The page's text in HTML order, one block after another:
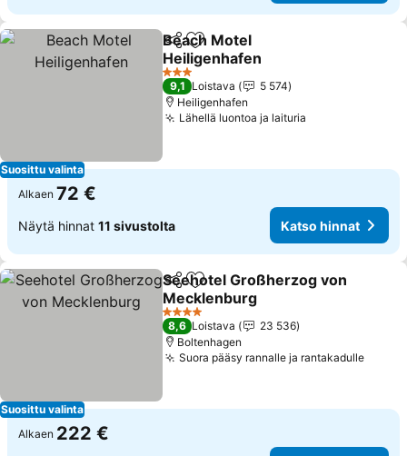
Suosittu valinta
Jaa Lisää suosikkeihin
Beach Motel
Heiligenhafen
3 Tähtiluokitus
9,1 Loistava
5 574
Heiligenhafen
Lähellä luontoa ja laituria
Alkaen 72 €
Näytä hinnat 11 sivustolta Katso hinnat
Suosittu valinta
Jaa Lisää suosikkeihin
Seehotel Großherzog von
Mecklenburg
4 Tähtiluokitus
8,6 Loistava
23 536
Boltenhagen
Suora pääsy rannalle ja rantakadulle
Alkaen 222 €